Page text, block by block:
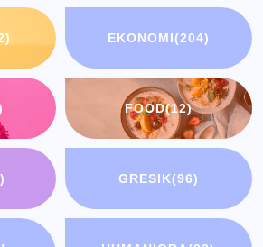
EKONOMI(204)
FOOD(12)
GRESIK(96)